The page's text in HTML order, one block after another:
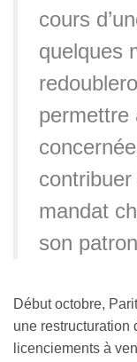
cours
quelques
permettre
mandat
son
Début octobre,
une restructuration
licenciements à